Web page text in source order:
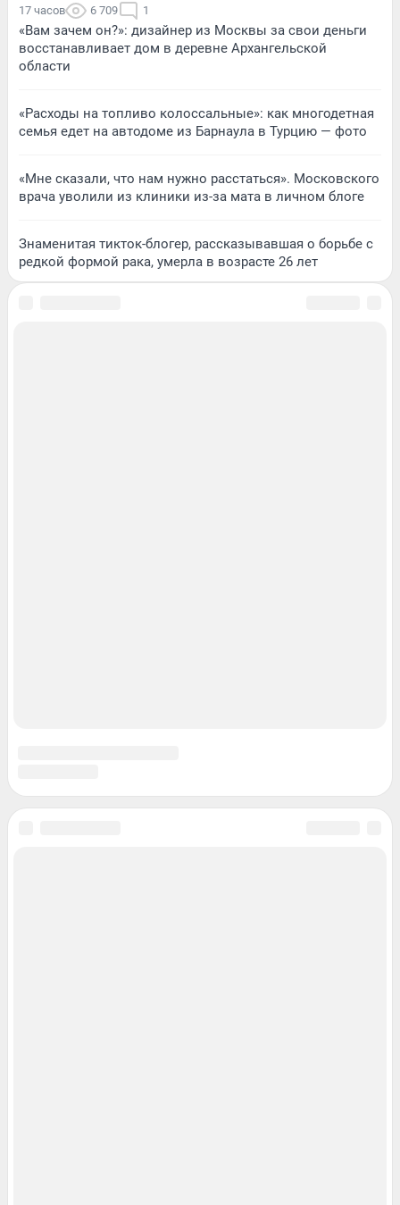
17 часов 6 709 1
«Вам зачем он?»: дизайнер из Москвы за свои деньги
восстанавливает дом в деревне Архангельской
области
«Расходы на топливо колоссальные»: как многодетная
семья едет на автодоме из Барнаула в Турцию — фото
«Мне сказали, что нам нужно расстаться». Московского
врача уволили из клиники из-за мата в личном блоге
Знаменитая тикток-блогер, рассказывавшая о борьбе с
редкой формой рака, умерла в возрасте 26 лет